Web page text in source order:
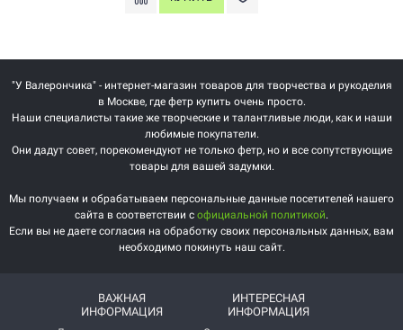
"У Валерончика" - интернет-магазин товаров для творчества и рукоделия
в Москве, где фетр купить очень просто.
Наши специалисты такие же творческие и талантливые люди, как и наши
любимые покупатели.
Они дадут совет, порекомендуют не только фетр, но и все сопутствующие
товары для вашей задумки.
Мы получаем и обрабатываем персональные данные посетителей нашего
сайта в соответствии с официальной политикой.
Если вы не даете согласия на обработку своих персональных данных, вам
необходимо покинуть наш сайт.
ВАЖНАЯ
ИНФОРМАЦИЯ
ИНТЕРЕСНАЯ
ИНФОРМАЦИЯ